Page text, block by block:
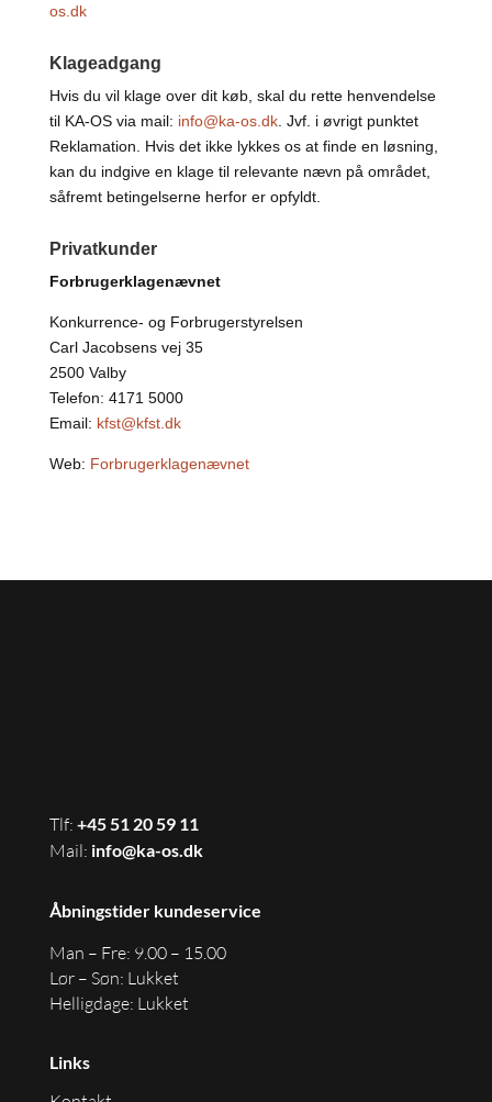
os.dk
Klageadgang
Hvis du vil klage over dit køb, skal du rette henvendelse
til KA-OS via mail: info@ka-os.dk. Jvf. i øvrigt punktet
Reklamation. Hvis det ikke lykkes os at finde en løsning,
kan du indgive en klage til relevante nævn på området,
såfremt betingelserne herfor er opfyldt.
Privatkunder
Forbrugerklagenævnet
Konkurrence- og Forbrugerstyrelsen
Carl Jacobsens vej 35
2500 Valby
Telefon: 4171 5000
Email: kfst@kfst.dk
Web: Forbrugerklagenævnet
Tlf: +45 51 20 59 11
Mail: info@ka-os.dk
Åbningstider kundeservice
Man – Fre: 9.00 – 15.00
Lør – Søn: Lukket
Helligdage: Lukket
Links